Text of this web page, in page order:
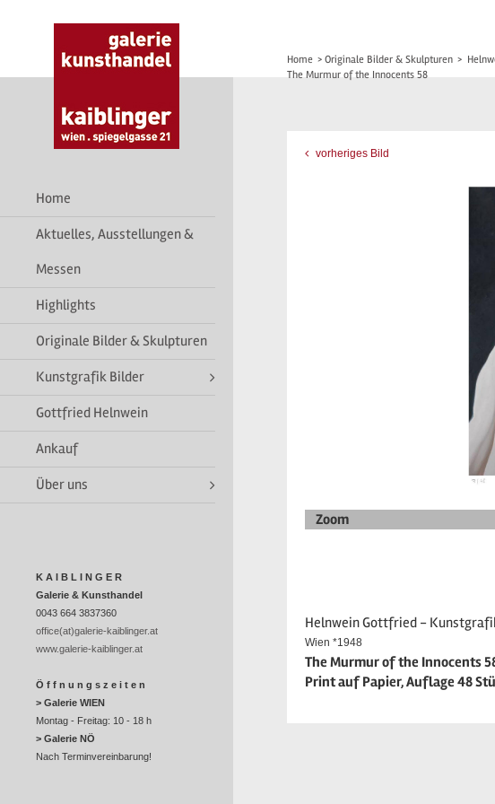
Home
Aktuelles, Ausstellungen &
Messen
Highlights
Originale Bilder & Skulpturen
Kunstgrafik Bilder
Gottfried Helnwein
Ankauf
Über uns
K A I B L I N G E R
Galerie & Kunsthandel
0043 664 3837360
office(at)galerie-kaiblinger.at
www.galerie-kaiblinger.at
Ö f f n u n g s z e i t e n
> Galerie WIEN
Montag - Freitag: 10 - 18 h
> Galerie NÖ
Nach Terminvereinbarung!
Home > Originale Bilder & Skulpturen >
The Murmur of the Innocents 58
vorheriges Bild
Zoom
Helnwein Gottfried -
Wien *1948
The Murmur of the Innocents
Print auf Papier, Auflage 48